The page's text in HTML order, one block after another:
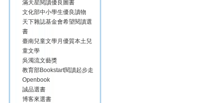
滿天星閱讀優良圖書
文化部中小學生優良讀物
天下雜誌基金會希望閱讀選
書
臺南兒童文學月優質本土兒
童文學
吳濁流文藝獎
教育部Bookstart閱讀起步走
Openbook
誠品選書
博客來選書